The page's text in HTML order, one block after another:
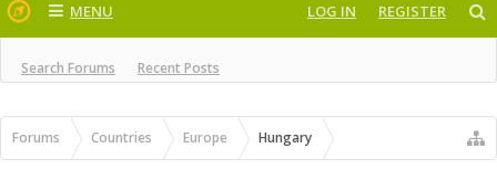
MENU
Search Forums Recent Posts
LOG IN REGISTER
Forums Countries Europe Hungary